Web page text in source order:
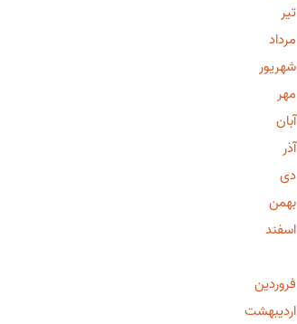
تیر
مرداد
شهریور
مهر
آبان
آذر
دی
بهمن
اسفند
فروردین
اردیبهشت